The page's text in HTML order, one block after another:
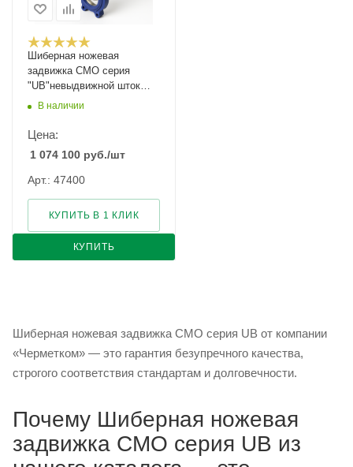
Шиберная ножевая
задвижка CMO серия
"UB"невыдвижной шток
Ду-400 Ру-6
В наличии
Цена:
1 074 100 руб./шт
Арт.: 47400
КУПИТЬ
КУПИТЬ В 1 КЛИК
Шиберная ножевая задвижка CMO серия UB от компании
«Черметком» — это гарантия безупречного качества,
строгого соответствия стандартам и долговечности.
Почему Шиберная ножевая
задвижка CMO серия UB из